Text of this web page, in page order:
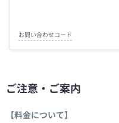
お問い合わせコード
ご注意・ご案内
【料金について】